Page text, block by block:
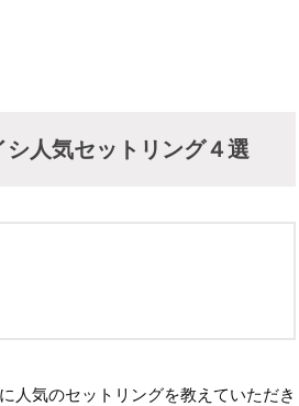
人気セットリング４選
人気のセットリングを教えていただき